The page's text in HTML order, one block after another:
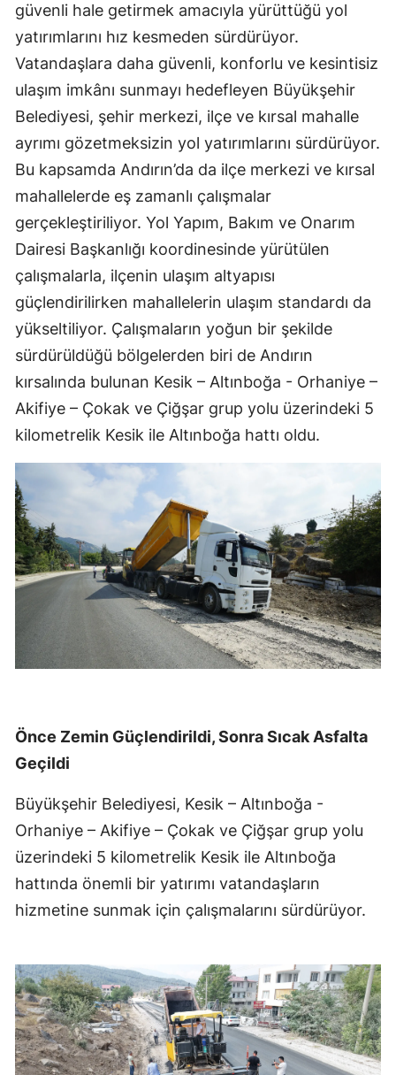
güvenli hale getirmek amacıyla yürüttüğü yol
yatırımlarını hız kesmeden sürdürüyor.
Vatandaşlara daha güvenli, konforlu ve kesintisiz
ulaşım imkânı sunmayı hedefleyen Büyükşehir
Belediyesi, şehir merkezi, ilçe ve kırsal mahalle
ayrımı gözetmeksizin yol yatırımlarını sürdürüyor.
Bu kapsamda Andırın’da da ilçe merkezi ve kırsal
mahallelerde eş zamanlı çalışmalar
gerçekleştiriliyor. Yol Yapım, Bakım ve Onarım
Dairesi Başkanlığı koordinesinde yürütülen
çalışmalarla, ilçenin ulaşım altyapısı
güçlendirilirken mahallelerin ulaşım standardı da
yükseltiliyor. Çalışmaların yoğun bir şekilde
sürdürüldüğü bölgelerden biri de Andırın
kırsalında bulunan Kesik – Altınboğa - Orhaniye –
Akifiye – Çokak ve Çiğşar grup yolu üzerindeki 5
kilometrelik Kesik ile Altınboğa hattı oldu.
Önce Zemin Güçlendirildi, Sonra Sıcak Asfalta
Geçildi
Büyükşehir Belediyesi, Kesik – Altınboğa -
Orhaniye – Akifiye – Çokak ve Çiğşar grup yolu
üzerindeki 5 kilometrelik Kesik ile Altınboğa
hattında önemli bir yatırımı vatandaşların
hizmetine sunmak için çalışmalarını sürdürüyor.